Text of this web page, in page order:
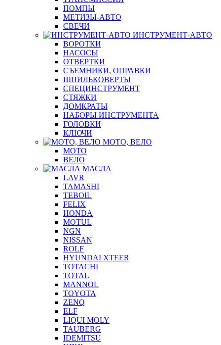
ПОМПЫ
МЕТИЗЫ-АВТО
СВЕЧИ
ИНСТРУМЕНТ-АВТО
ВОРОТКИ
НАСОСЫ
ОТВЕРТКИ
СЪЕМНИКИ, ОПРАВКИ
ШПИЛЬКОВЕРТЫ
СПЕЦИНСТРУМЕНТ
СТЯЖКИ
ДОМКРАТЫ
НАБОРЫ ИНСТРУМЕНТА
ГОЛОВКИ
КЛЮЧИ
МОТО, ВЕЛО
МОТО
ВЕЛО
МАСЛА
LAVR
TAMASHI
TEBOIL
FELIX
HONDA
MOTUL
NGN
NISSAN
ROLF
HYUNDAI XTEER
TOTACHI
TOTAL
MANNOL
TOYOTA
ZENQ
ELF
LIQUI MOLY
TAUBERG
IDEMITSU